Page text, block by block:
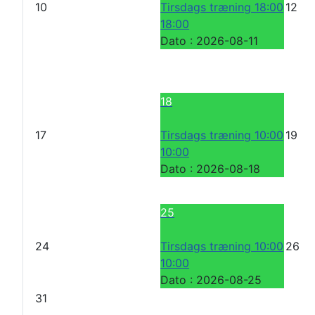
10
Tirsdags træning 18:00
18:00
Dato : 2026-08-11
12
17
18
Tirsdags træning 10:00
10:00
Dato : 2026-08-18
19
24
25
Tirsdags træning 10:00
10:00
Dato : 2026-08-25
26
31